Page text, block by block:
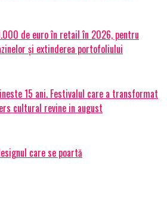
de euro în retail în 2026, pentru
și extinderea portofoliului
15 ani. Festivalul care a transformat
cultural revine in august
care se poartă